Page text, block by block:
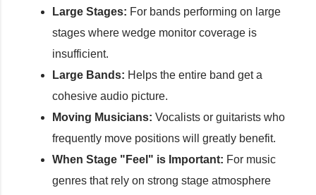
Large Stages: For bands performing on large
stages where wedge monitor coverage is
insufficient.
Large Bands: Helps the entire band get a
cohesive audio picture.
Moving Musicians: Vocalists or guitarists who
frequently move positions will greatly benefit.
When Stage "Feel" is Important: For music
genres that rely on strong stage atmosphere